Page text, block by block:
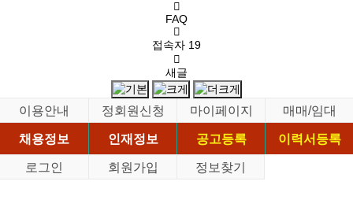
FAQ
접속자 19
새글
이용안내 정회원신청 마이페이지
매매/임대
채용정보
인재정보 공고등록
이력서등록
로그인
회원가입 정보찾기